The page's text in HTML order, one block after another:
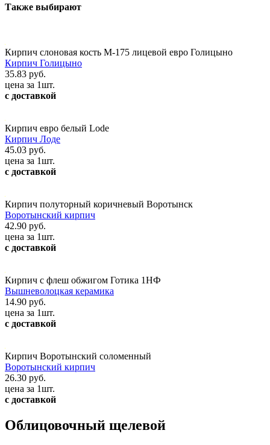
Также выбирают
Кирпич слоновая кость М-175 лицевой евро Голицыно
Кирпич Голицыно
35.83 руб.
цена за 1шт.
с доставкой
Кирпич евро белый Lode
Кирпич Лоде
45.03 руб.
цена за 1шт.
с доставкой
Кирпич полуторный коричневый Воротынск
Воротынский кирпич
42.90 руб.
цена за 1шт.
с доставкой
Кирпич с флеш обжигом Готика 1НФ
Вышневолоцкая керамика
14.90 руб.
цена за 1шт.
с доставкой
Кирпич Воротынский соломенный
Воротынский кирпич
26.30 руб.
цена за 1шт.
с доставкой
Облицовочный щелевой